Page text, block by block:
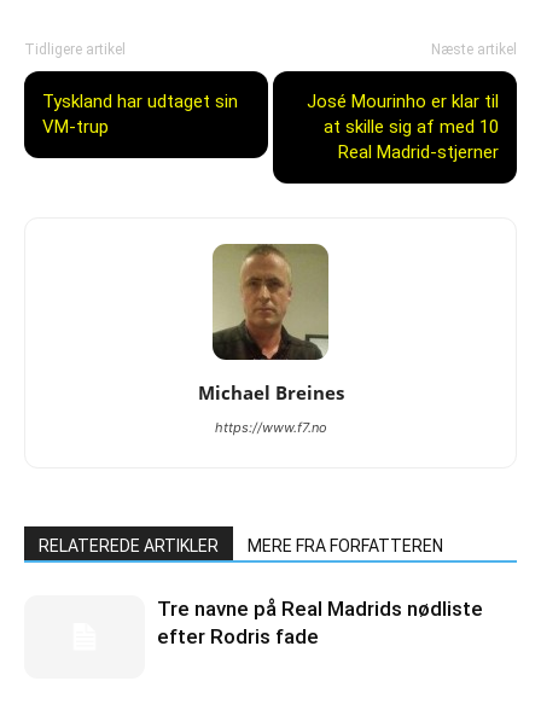
Tidligere artikel
Tyskland har udtaget sin
VM-trup
Næste artikel
José Mourinho er klar til
at skille sig af med 10
Real Madrid-stjerner
Michael Breines
https://www.f7.no
RELATEREDE ARTIKLER MERE FRA FORFATTEREN
Tre navne på Real Madrids nødliste
efter Rodris fade